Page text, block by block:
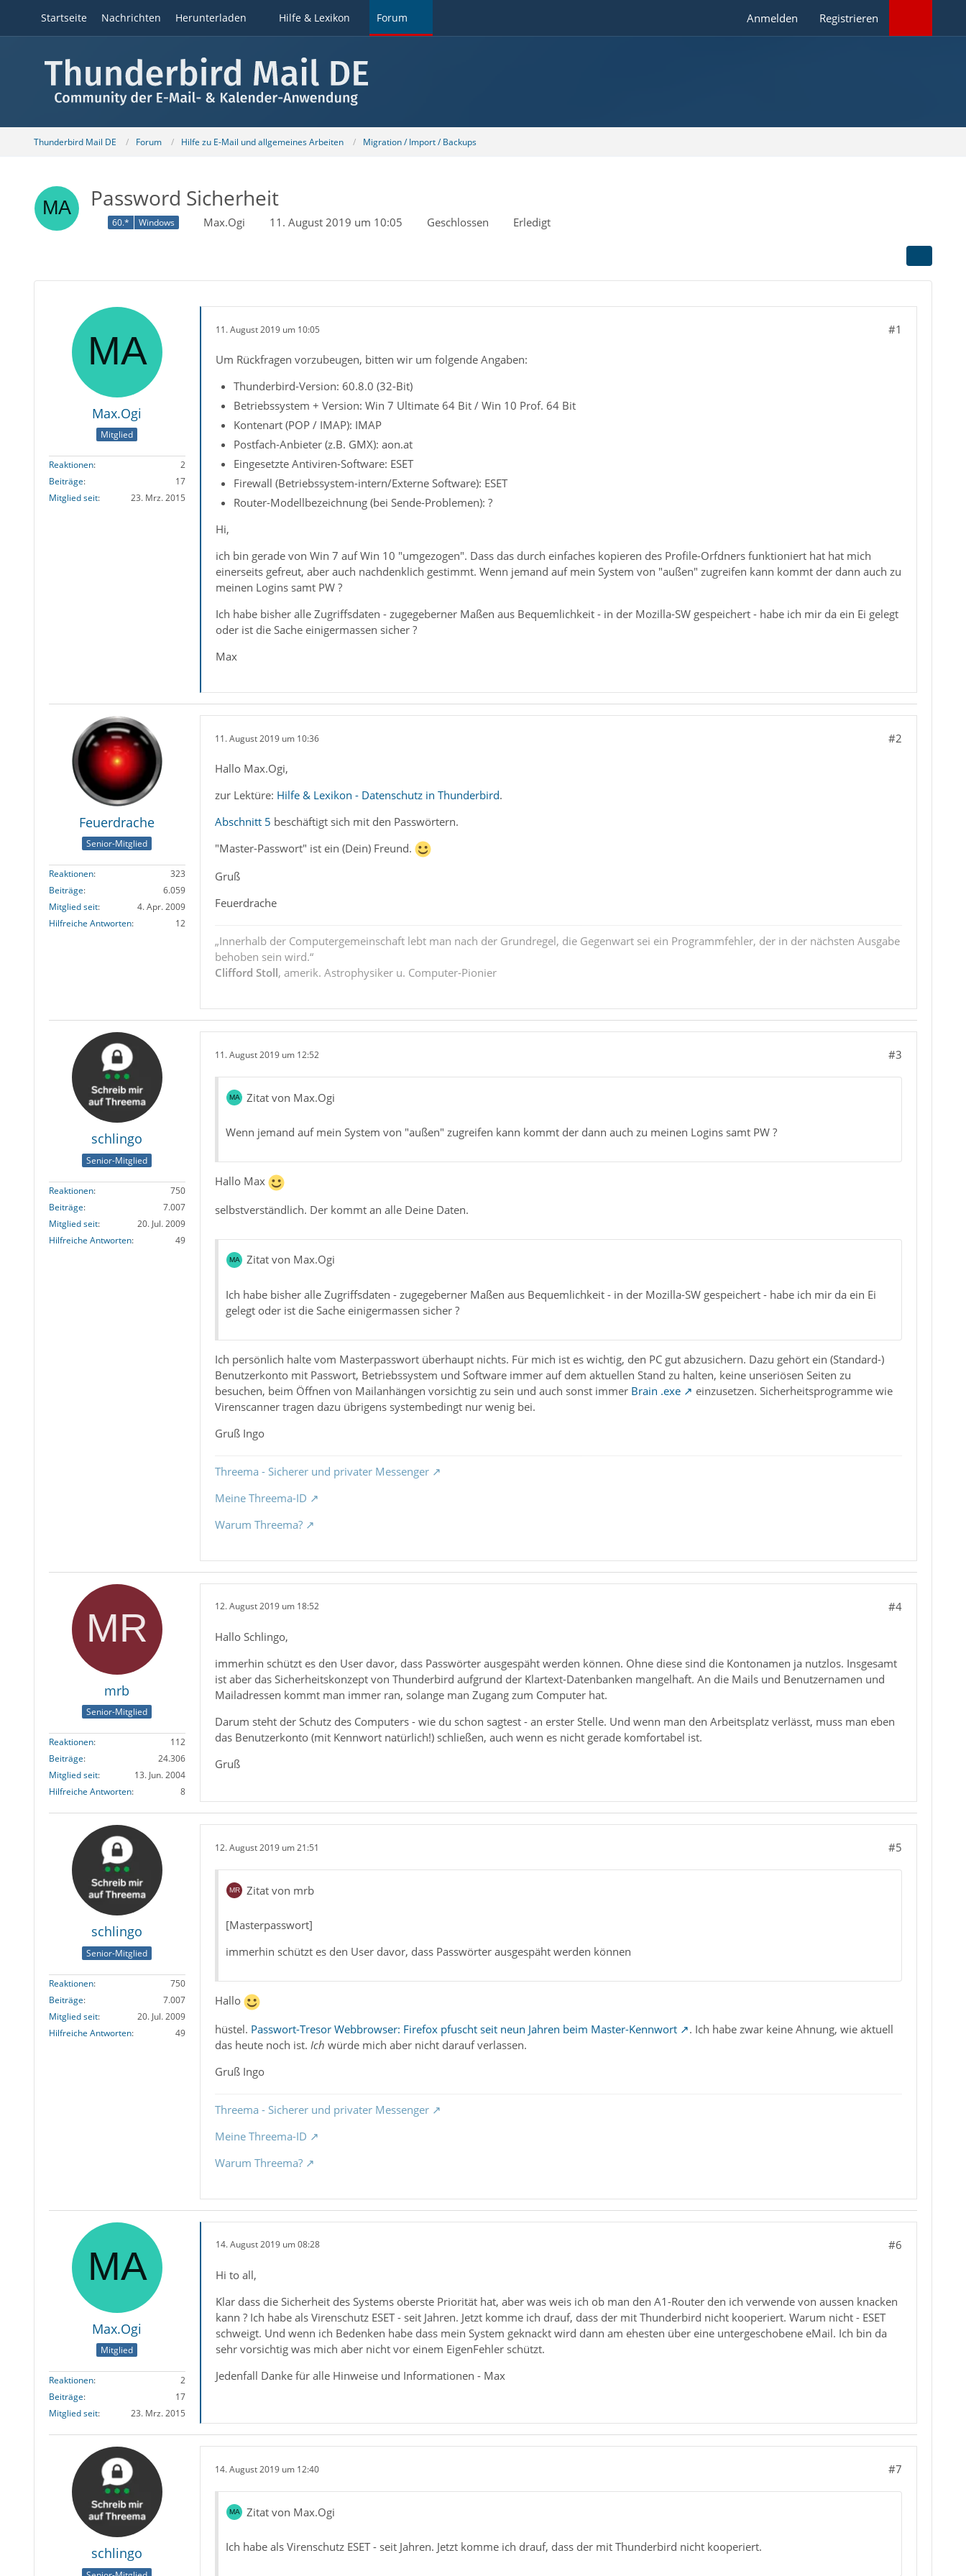
Startseite Nachrichten Herunterladen Hilfe & Lexikon Forum Anmelden Registrieren
Thunderbird Mail DE Forum Hilfe zu E-Mail und allgemeines Arbeiten Migration / Import / Backups
Password Sicherheit
60.* Windows Max.Ogi 11. August 2019 um 10:05 Geschlossen Erledigt
Max.Ogi
Mitglied
Reaktionen
2
Beiträge
17
Mitglied seit
23. Mrz. 2015
11. August 2019 um 10:05 #1
Um Rückfragen vorzubeugen, bitten wir um folgende Angaben:
Thunderbird-Version: 60.8.0 (32-Bit)
Betriebssystem + Version: Win 7 Ultimate 64 Bit / Win 10 Prof. 64 Bit
Kontenart (POP / IMAP): IMAP
Postfach-Anbieter (z.B. GMX): aon.at
Eingesetzte Antiviren-Software: ESET
Firewall (Betriebssystem-intern/Externe Software): ESET
Router-Modellbezeichnung (bei Sende-Problemen): ?
Hi,
ich bin gerade von Win 7 auf Win 10 "umgezogen". Dass das durch einfaches kopieren des Profile-Orfdners funktioniert hat hat mich
einerseits gefreut, aber auch nachdenklich gestimmt. Wenn jemand auf mein System von "außen" zugreifen kann kommt der dann auch zu
meinen Logins samt PW ?
Ich habe bisher alle Zugriffsdaten - zugegeberner Maßen aus Bequemlichkeit - in der Mozilla-SW gespeichert - habe ich mir da ein Ei gelegt
oder ist die Sache einigermassen sicher ?
Max
Feuerdrache
Senior-Mitglied
Reaktionen
323
Beiträge
6.059
Mitglied seit
4. Apr. 2009
Hilfreiche Antworten
12
11. August 2019 um 10:36 #2
Hallo Max.Ogi,
zur Lektüre: Hilfe & Lexikon - Datenschutz in Thunderbird.
Abschnitt 5 beschäftigt sich mit den Passwörtern.
"Master-Passwort" ist ein (Dein) Freund.
Gruß
Feuerdrache
„Innerhalb der Computergemeinschaft lebt man nach der Grundregel, die Gegenwart sei ein Programmfehler, der in der nächsten Ausgabe
behoben sein wird.“
Clifford Stoll, amerik. Astrophysiker u. Computer-Pionier
schlingo
Senior-Mitglied
Reaktionen
750
Beiträge
7.007
Mitglied seit
20. Jul. 2009
Hilfreiche Antworten
49
11. August 2019 um 12:52 #3
Zitat von Max.Ogi
Wenn jemand auf mein System von "außen" zugreifen kann kommt der dann auch zu meinen Logins samt PW ?
Hallo Max
selbstverständlich. Der kommt an alle Deine Daten.
Zitat von Max.Ogi
Ich habe bisher alle Zugriffsdaten - zugegeberner Maßen aus Bequemlichkeit - in der Mozilla-SW gespeichert - habe ich mir da ein Ei
gelegt oder ist die Sache einigermassen sicher ?
Ich persönlich halte vom Masterpasswort überhaupt nichts. Für mich ist es wichtig, den PC gut abzusichern. Dazu gehört ein (Standard-)
Benutzerkonto mit Passwort, Betriebssystem und Software immer auf dem aktuellen Stand zu halten, keine unseriösen Seiten zu
besuchen, beim Öffnen von Mailanhängen vorsichtig zu sein und auch sonst immer Brain .exe
einzusetzen. Sicherheitsprogramme wie
Virenscanner tragen dazu übrigens systembedingt nur wenig bei.
Gruß Ingo
Threema - Sicherer und privater Messenger
Meine Threema-ID
Warum Threema?
mrb
Senior-Mitglied
Reaktionen
112
Beiträge
24.306
Mitglied seit
13. Jun. 2004
Hilfreiche Antworten
8
12. August 2019 um 18:52 #4
Hallo Schlingo,
immerhin schützt es den User davor, dass Passwörter ausgespäht werden können. Ohne diese sind die Kontonamen ja nutzlos. Insgesamt
ist aber das Sicherheitskonzept von Thunderbird aufgrund der Klartext-Datenbanken mangelhaft. An die Mails und Benutzernamen und
Mailadressen kommt man immer ran, solange man Zugang zum Computer hat.
Darum steht der Schutz des Computers - wie du schon sagtest - an erster Stelle. Und wenn man den Arbeitsplatz verlässt, muss man eben
das Benutzerkonto (mit Kennwort natürlich!) schließen, auch wenn es nicht gerade komfortabel ist.
Gruß
schlingo
Senior-Mitglied
Reaktionen
750
Beiträge
7.007
Mitglied seit
20. Jul. 2009
Hilfreiche Antworten
49
12. August 2019 um 21:51 #5
Zitat von mrb
[Masterpasswort]
immerhin schützt es den User davor, dass Passwörter ausgespäht werden können
Hallo
hüstel. Passwort-Tresor Webbrowser: Firefox pfuscht seit neun Jahren beim Master-Kennwort
. Ich habe zwar keine Ahnung, wie aktuell
das heute noch ist. Ich würde mich aber nicht darauf verlassen.
Gruß Ingo
Threema - Sicherer und privater Messenger
Meine Threema-ID
Warum Threema?
Max.Ogi
Mitglied
Reaktionen
2
Beiträge
17
Mitglied seit
23. Mrz. 2015
14. August 2019 um 08:28 #6
Hi to all,
Klar dass die Sicherheit des Systems oberste Priorität hat, aber was weis ich ob man den A1-Router den ich verwende von aussen knacken
kann ? Ich habe als Virenschutz ESET - seit Jahren. Jetzt komme ich drauf, dass der mit Thunderbird nicht kooperiert. Warum nicht - ESET
schweigt. Und wenn ich Bedenken habe dass mein System geknackt wird dann am ehesten über eine untergeschobene eMail. Ich bin da
sehr vorsichtig was mich aber nicht vor einem EigenFehler schützt.
Jedenfall Danke für alle Hinweise und Informationen - Max
schlingo
14. August 2019 um 12:40 #7
Zitat von Max.Ogi
Ich habe als Virenschutz ESET - seit Jahren. Jetzt komme ich drauf, dass der mit Thunderbird nicht kooperiert.